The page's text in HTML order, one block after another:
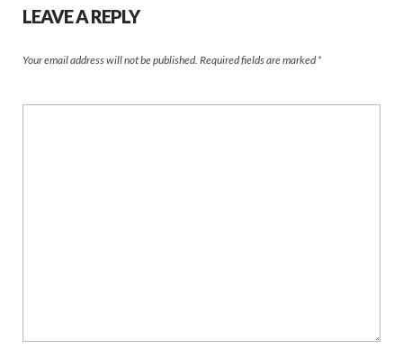
LEAVE A REPLY
Your email address will not be published. Required fields are marked *